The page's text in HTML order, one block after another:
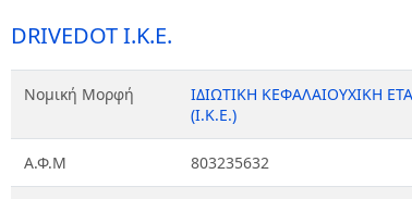
DRIVEDOT Ι.Κ.Ε.
Νομική Μορφή
ΙΔΙΩΤΙΚΗ ΚΕΦΑΛΑΙΟΥΧΙΚΗ
(Ι.Κ.Ε.)
Α.Φ.Μ 803235632